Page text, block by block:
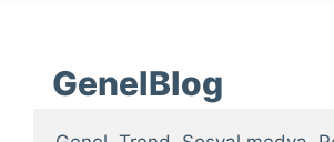
GenelBlog